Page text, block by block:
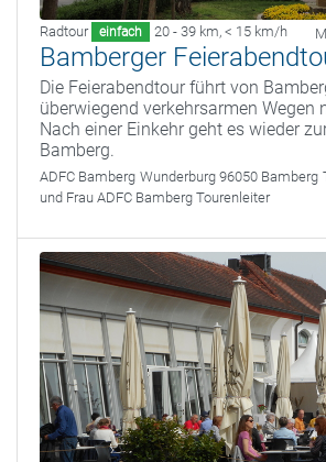
Radtour einfach 20 - 39 km, < 15 km/h
Bamberger
Die Feierabendtour führt von
überwiegend verkehrsarmen Wegen
Nach einer Einkehr geht es wieder
Bamberg.
ADFC Bamberg Wunderburg 96050 Bamberg
und Frau ADFC Bamberg Tourenleiter